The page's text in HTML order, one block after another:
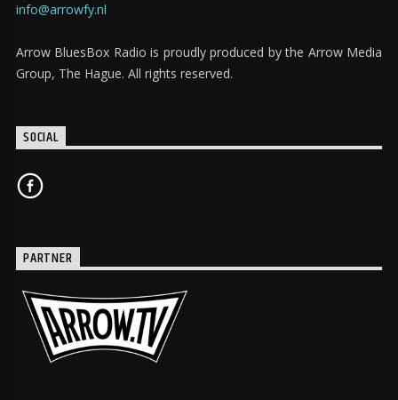
info@arrowfy.nl
Arrow BluesBox Radio is proudly produced by the Arrow Media
Group, The Hague. All rights reserved.
SOCIAL
PARTNER